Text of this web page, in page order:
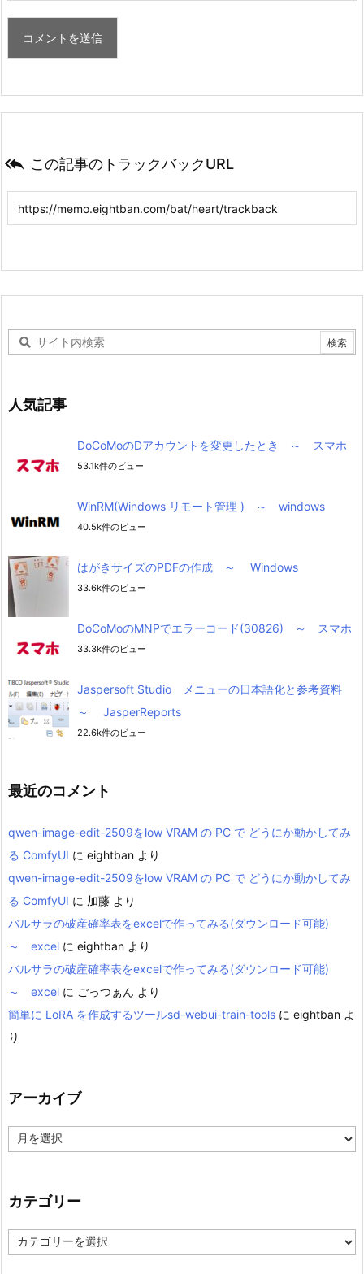
 この記事のトラックバックURL
人気記事
DoCoMoのDアカウントを変更したとき ～ スマホ
53.1k件のビュー
WinRM(Windows リモート管理 ) ～ windows
40.5k件のビュー
はがきサイズのPDFの作成 ～ Windows
33.6k件のビュー
DoCoMoのMNPでエラーコード(30826) ～ スマホ
33.3k件のビュー
Jaspersoft Studio メニューの日本語化と参考資料
～ JasperReports
22.6k件のビュー
最近のコメント
qwen-image-edit-2509をlow VRAM の PC で どうにか動かしてみ
る ComfyUI に eightban より
qwen-image-edit-2509をlow VRAM の PC で どうにか動かしてみ
る ComfyUI に 加藤 より
バルサラの破産確率表をexcelで作ってみる(ダウンロード可能)
～ excel に eightban より
バルサラの破産確率表をexcelで作ってみる(ダウンロード可能)
～ excel に ごっつぁん より
簡単に LoRA を作成するツールsd-webui-train-tools に eightban よ
り
アーカイブ
ー
ブ
カテゴリー
テ